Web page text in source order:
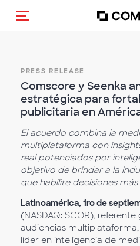
Alternar navegação
PRESS RELEASE
Comscore y Seenka
estratégica para
publicitaria en
El acuerdo combina la
multiplataforma con
real potenciados por
objetivo de brindar a la
que habilite decisiones
Latinoamérica, 1ro de
(NASDAQ: SCOR),
audiencias
líder en inteligencia de